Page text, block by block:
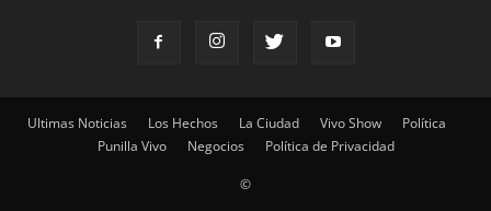
Ultimas Noticias Los Hechos La Ciudad Vivo Show
Política
Punilla Vivo
Negocios Política de Privacidad
©